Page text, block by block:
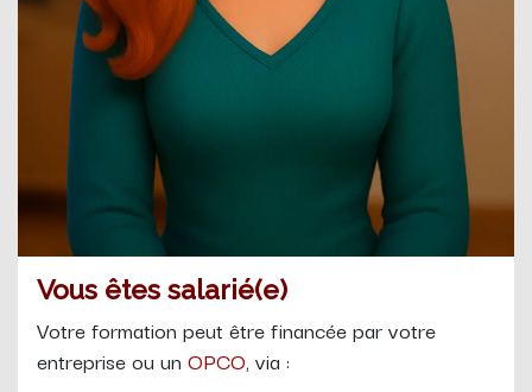
Vous êtes salarié(e)
Votre formation peut être financée par votre
entreprise ou un OPCO, via :